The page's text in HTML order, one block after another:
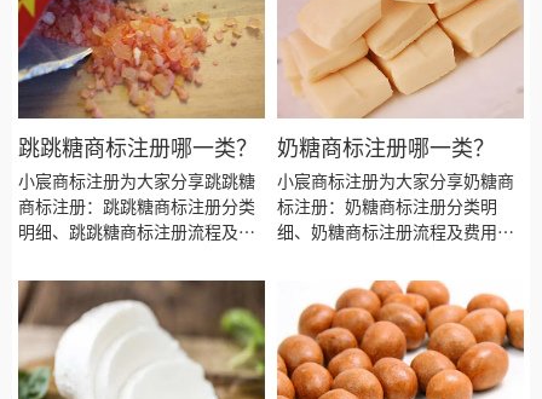
跳跳糖商标注册哪一类？
小宸商标注册为大家分享跳跳糖
商标注册：跳跳糖商标注册分类
明细、跳跳糖商标注册流程及费
糖商标注册资料和商标注册证书
有效期等资料整理出来。
奶糖商标注册哪一类？
小宸商标注册为大家分享奶糖商
标注册：奶糖商标注册分类明
细、奶糖商标注册流程及费用、
册资料和商标注册证书有效期等
资料整理出来。